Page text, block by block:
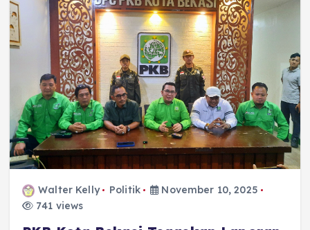
Walter Kelly Politik
November 10, 2025
741 views